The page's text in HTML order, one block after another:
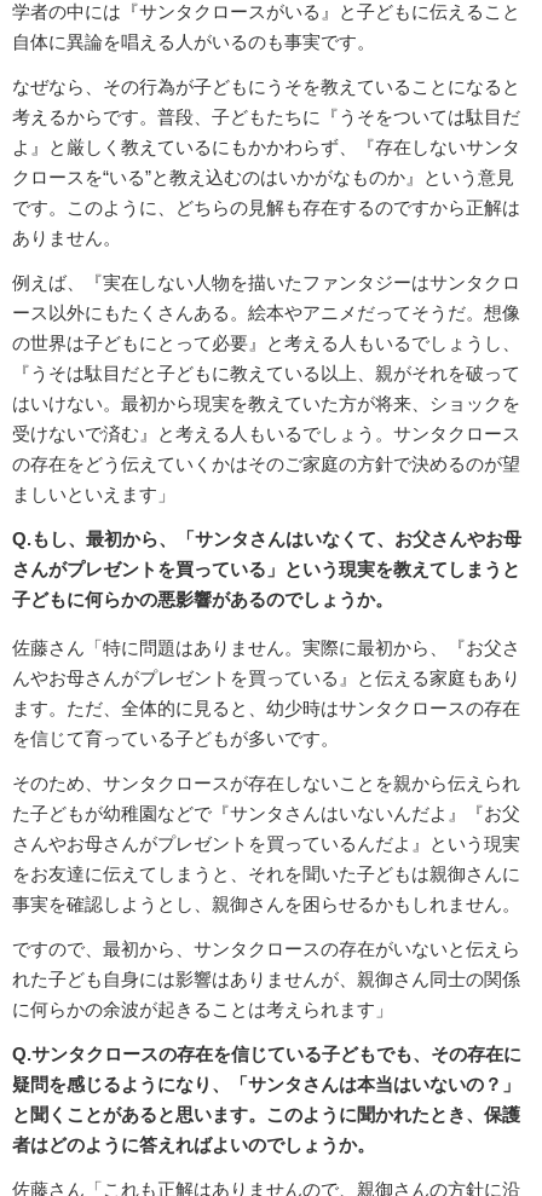
学者の中には『サンタクロースがいる』と子どもに伝えること
自体に異論を唱える人がいるのも事実です。
なぜなら、その行為が子どもにうそを教えていることになると
考えるからです。普段、子どもたちに『うそをついては駄目だ
よ』と厳しく教えているにもかかわらず、『存在しないサンタ
クロースを“いる”と教え込むのはいかがなものか』という意見
です。このように、どちらの見解も存在するのですから正解は
ありません。
例えば、『実在しない人物を描いたファンタジーはサンタクロ
ース以外にもたくさんある。絵本やアニメだってそうだ。想像
の世界は子どもにとって必要』と考える人もいるでしょうし、
『うそは駄目だと子どもに教えている以上、親がそれを破って
はいけない。最初から現実を教えていた方が将来、ショックを
受けないで済む』と考える人もいるでしょう。サンタクロース
の存在をどう伝えていくかはそのご家庭の方針で決めるのが望
ましいといえます」
Q.もし、最初から、「サンタさんはいなくて、お父さんやお母
さんがプレゼントを買っている」という現実を教えてしまうと
子どもに何らかの悪影響があるのでしょうか。
佐藤さん「特に問題はありません。実際に最初から、『お父さ
んやお母さんがプレゼントを買っている』と伝える家庭もあり
ます。ただ、全体的に見ると、幼少時はサンタクロースの存在
を信じて育っている子どもが多いです。
そのため、サンタクロースが存在しないことを親から伝えられ
た子どもが幼稚園などで『サンタさんはいないんだよ』『お父
さんやお母さんがプレゼントを買っているんだよ』という現実
をお友達に伝えてしまうと、それを聞いた子どもは親御さんに
事実を確認しようとし、親御さんを困らせるかもしれません。
ですので、最初から、サンタクロースの存在がいないと伝えら
れた子ども自身には影響はありませんが、親御さん同士の関係
に何らかの余波が起きることは考えられます」
Q.サンタクロースの存在を信じている子どもでも、その存在に
疑問を感じるようになり、「サンタさんは本当はいないの？」
と聞くことがあると思います。このように聞かれたとき、保護
者はどのように答えればよいのでしょうか。
佐藤さん「これも正解はありませんので、親御さんの方針に沿